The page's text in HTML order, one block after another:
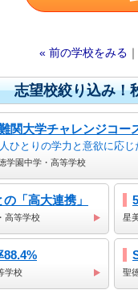
« 前の学校をみる
望校絞り込み！
関大学チャレンジコー
ひとりの学力と意欲に応じ
学園中学・高等学校
「高大連携」
高等学校 星
88.4%
学校 聖